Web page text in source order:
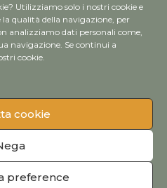
Utilizziamo solo i nostri cookie e
qualità della navigazione, per
analizziamo dati personali come,
navigazione. Se continui a
cookie.
cookie
preference